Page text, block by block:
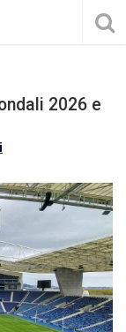
2026 e